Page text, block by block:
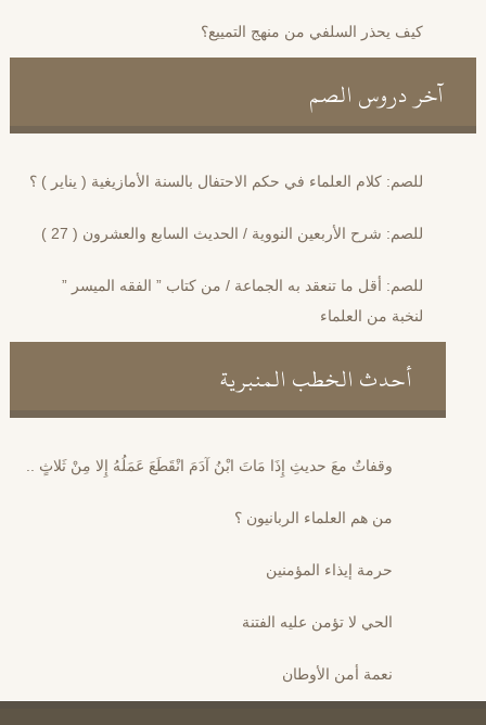
كيف يحذر السلفي من منهج التمييع؟
آخر دروس الصم
للصم: كلام العلماء في حكم الاحتفال بالسنة الأمازيغية ( يناير ) ؟
للصم: شرح الأربعين النووية / الحديث السابع والعشرون ( 27 )
للصم: أقل ما تنعقد به الجماعة / من كتاب ” الفقه الميسر ”
لنخبة من العلماء
أحدث الخطب المنبرية
وقفاتٌ معَ حديثِ إِذَا مَاتَ ابْنُ آدَمَ انْقَطَعَ عَمَلُهُ إِلا مِنْ ثَلاثٍ ..
من هم العلماء الربانيون ؟
حرمة إيذاء المؤمنين
الحي لا تؤمن عليه الفتنة
نعمة أمن الأوطان